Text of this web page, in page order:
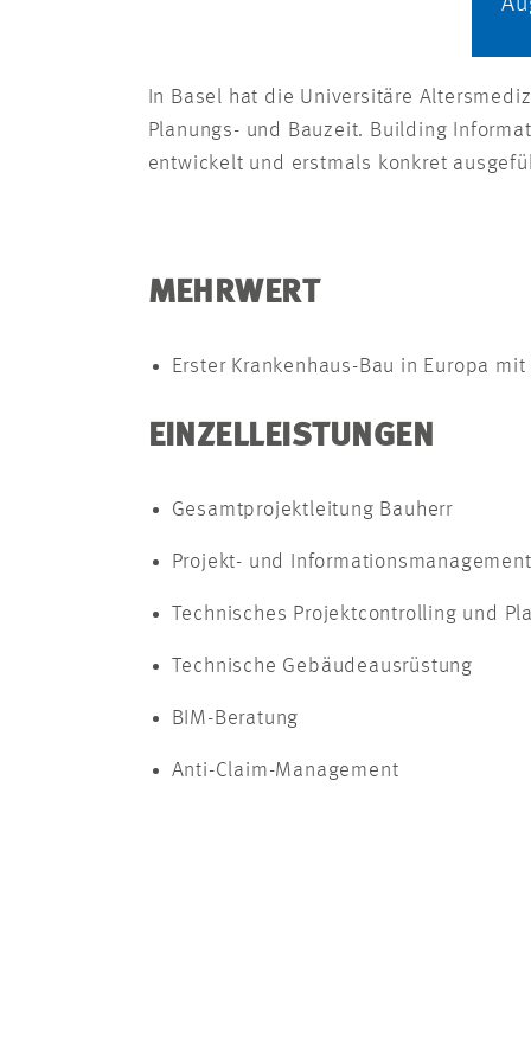
In Basel hat die Universitäre
Planungs- und Bauzeit. Building
entwickelt und erstmals konkret
MEHRWERT
Erster Krankenhaus-Bau in Europa
EINZELLEISTUNGEN
Gesamtprojektleitung Bauherr
Projekt- und
Technisches Projektcontrolling und
Technische Gebäudeausrüstung
BIM-Beratung
Anti-Claim-Management